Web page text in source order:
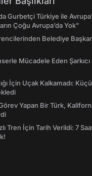
Gurbetçi Türkiye ile
Çoğu Avrupa’da Yok"
Belediye
Mücadele Eden Şarkıcı
İçin Uçak Kalkamadı:
Yapan Bir Türk,
Tren İçin Tarih Verildi: 7